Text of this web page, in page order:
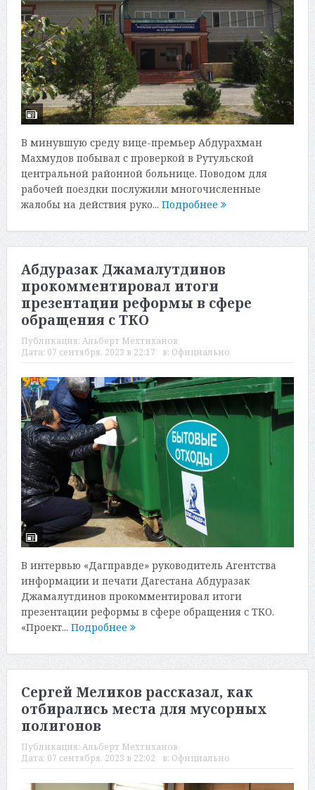
В минувшую среду вице-премьер Абдурахман
Махмудов побывал с проверкой в Рутульской
центральной районной больнице. Поводом для
рабочей поездки послужили многочисленные
жалобы на действия руко... Подробнее
Абдуразак Джамалутдинов
прокомментировал итоги
презентации реформы в сфере
обращения с ТКО
Публикация: Альберт Мехтиханов
Дата: 07 сентября, 2023 в 22:17 в: Официально
В интервью «Дагправде» руководитель Агентства
информации и печати Дагестана Абдуразак
Джамалутдинов прокомментировал итоги
презентации реформы в сфере обращения с ТКО.
«Проект... Подробнее
Сергей Меликов рассказал, как
отбирались места для мусорных
полигонов
Публикация: Альберт Мехтиханов
Дата: 07 сентября, 2023 в 22:02 в: Официально